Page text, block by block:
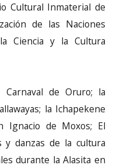
Cultural Inmaterial de
de las Naciones
Ciencia y la Cultura
Carnaval de Oruro; la
la Ichapekene
Ignacio de Moxos; El
y danzas de la cultura
durante la Alasita en